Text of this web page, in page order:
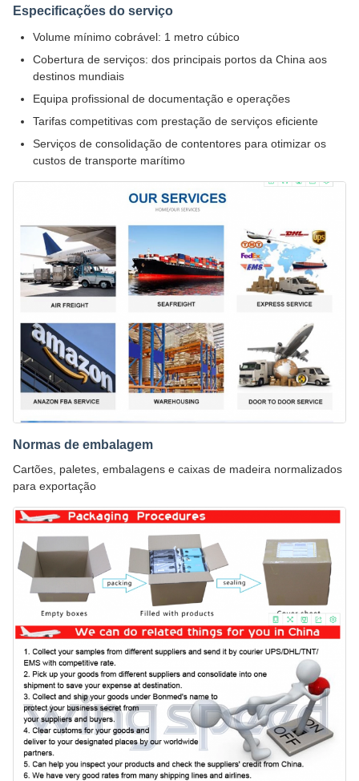
Especificações do serviço
Volume mínimo cobrável: 1 metro cúbico
Cobertura de serviços: dos principais portos da China aos
destinos mundiais
Equipa profissional de documentação e operações
Tarifas competitivas com prestação de serviços eficiente
Serviços de consolidação de contentores para otimizar os
custos de transporte marítimo
Normas de embalagem
Cartões, paletes, embalagens e caixas de madeira normalizados
para exportação